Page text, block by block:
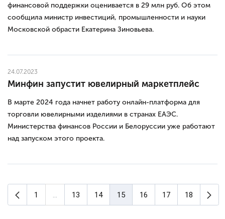
финансовой поддержки оценивается в 29 млн руб. Об этом
сообщила министр инвестиций, промышленности и науки
Московской обрасти Екатерина Зиновьева.
24.07.2023
Минфин запустит ювелирный маркетплейс
В марте 2024 года начнет работу онлайн-платформа для
торговли ювелирными изделиями в странах ЕАЭС.
Министерства финансов России и Белоруссии уже работают
над запуском этого проекта.
Предыдущая страница
1 13 14 15 16 17 18